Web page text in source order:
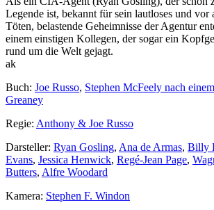
Legende ist, bekannt für sein lautloses und vor
Töten, belastende Geheimnisse der Agentur
einem einstigen Kollegen, der sogar ein
rund um die Welt gejagt.
ak
Buch: Joe Russo, Stephen McFeely nach
Greaney
Regie: Anthony & Joe Russo
Darsteller: Ryan Gosling, Ana de Armas, Billy
Evans, Jessica Henwick, Regé-Jean Page,
Butters, Alfre Woodard
Kamera: Stephen F. Windon